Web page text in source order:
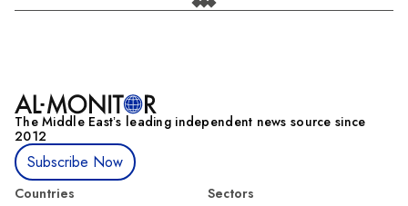
The Middle Eastʼs leading independent news source since
2012
Subscribe Now
Countries
Sectors